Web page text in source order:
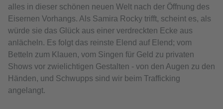
alles in dieser schönen neuen Welt nach der Öffnung des
Eisernen Vorhangs. Als Samira Rocky trifft, scheint es, als
würde sie das Glück aus einer verdreckten Ecke aus
anlächeln. Es folgt das reinste Elend auf Elend; vom
Betteln zum Klauen, vom Singen für Geld zu privaten
Shows vor zwielichtigen Gestalten - von den Augen zu den
Händen, und Schwupps sind wir beim Trafficking
angelangt.